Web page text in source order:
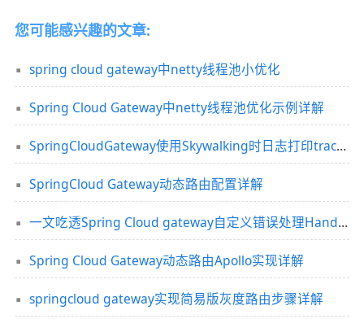
您可能感兴趣的文章:
spring cloud gateway中netty线程池小优化
Spring Cloud Gateway中netty线程池优化示例详解
SpringCloudGateway使用Skywalking时日志打印traceId解析
SpringCloud Gateway动态路由配置详解
一文吃透Spring Cloud gateway自定义错误处理Handler
Spring Cloud Gateway动态路由Apollo实现详解
springcloud gateway实现简易版灰度路由步骤详解